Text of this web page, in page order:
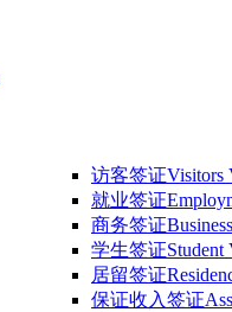
访客签证Visitors
就业签证
商务签证
学生签证Student
居留签证
保证收入签证